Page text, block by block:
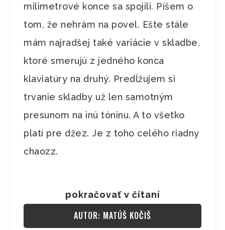
milimetrové konce sa spojili. Píšem o
tom, že nehrám na povel. Ešte stále
mám najradšej také variácie v skladbe,
ktoré smerujú z jedného konca
klaviatúry na druhý. Predĺžujem si
trvanie skladby už len samotným
presunom na inú tóninu. A to všetko
platí pre džez. Je z toho celého riadny
chaozz.
pokračovať v čítaní
AUTOR: MATÚŠ KOČIŠ